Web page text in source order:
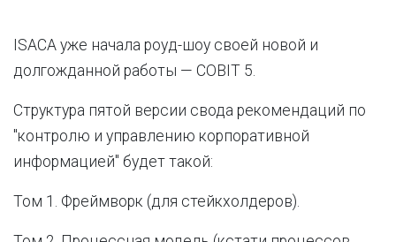
ISACA уже начала роуд-шоу своей новой и
долгожданной работы — COBIT 5.
Структура пятой версии свода рекомендаций по
"контролю и управлению корпоративной
информацией" будет такой:
Том 1. Фреймворк (для стейкхолдеров).